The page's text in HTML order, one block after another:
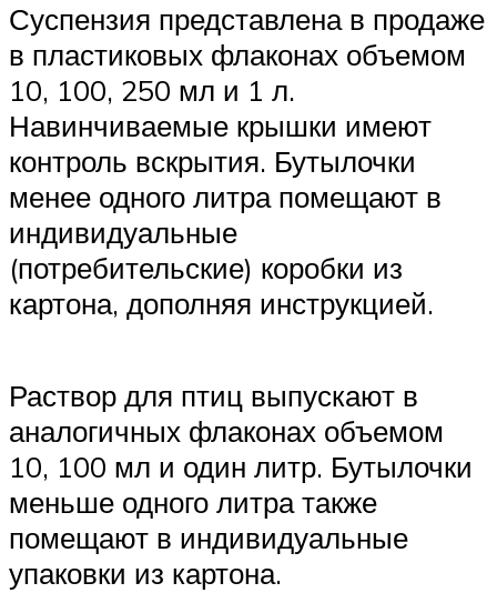
Суспензия представлена в продаже
в пластиковых флаконах объемом
10, 100, 250 мл и 1 л.
Навинчиваемые крышки имеют
контроль вскрытия. Бутылочки
менее одного литра помещают в
индивидуальные
(потребительские) коробки из
картона, дополняя инструкцией.
Раствор для птиц выпускают в
аналогичных флаконах объемом
10, 100 мл и один литр. Бутылочки
меньше одного литра также
помещают в индивидуальные
упаковки из картона.